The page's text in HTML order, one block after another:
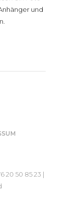
20 50 85 23 |